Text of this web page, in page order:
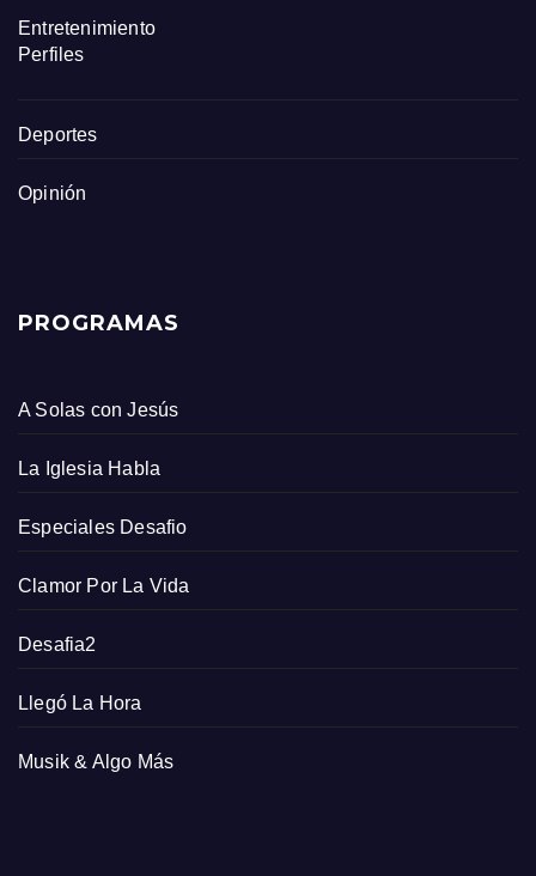
Entretenimiento
Perfiles
Deportes
Opinión
PROGRAMAS
A Solas con Jesús
La Iglesia Habla
Especiales Desafio
Clamor Por La Vida
Desafia2
Llegó La Hora
Musik & Algo Más